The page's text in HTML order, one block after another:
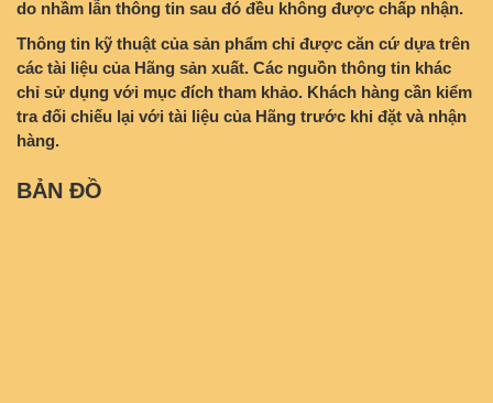
do nhầm lẫn thông tin sau đó đều không được chấp nhận.
Thông tin kỹ thuật của sản phẩm chỉ được căn cứ dựa trên
các tài liệu của Hãng sản xuất. Các nguồn thông tin khác
chỉ sử dụng với mục đích tham khảo. Khách hàng cần kiểm
tra đối chiếu lại với tài liệu của Hãng trước khi đặt và nhận
hàng.
BẢN ĐỒ